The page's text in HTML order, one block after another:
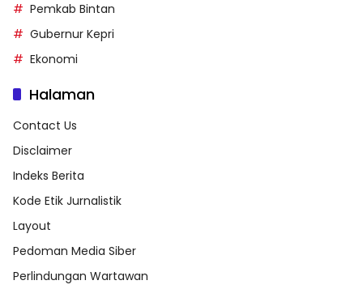
Pemkab Bintan
Gubernur Kepri
Ekonomi
Halaman
Contact Us
Disclaimer
Indeks Berita
Kode Etik Jurnalistik
Layout
Pedoman Media Siber
Perlindungan Wartawan